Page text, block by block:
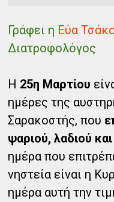
Γράφει η Εύα
Διατροφολόγος
Η 25η Μαρτίου
ημέρες της
Σαρακοστής, που
ψαριού, λαδιού
ημέρα που
νηστεία είναι η
ημέρα αυτή την